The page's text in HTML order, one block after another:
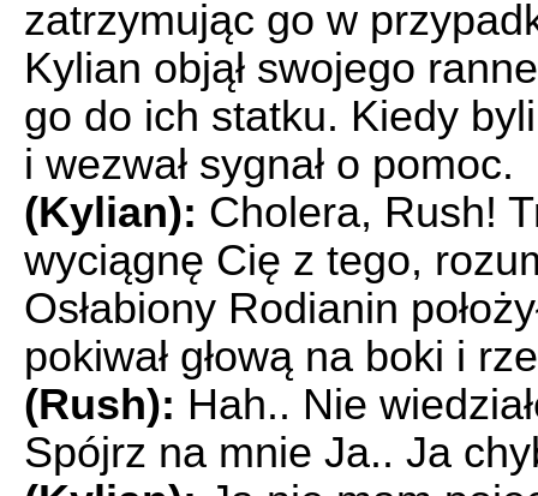
zatrzymując go w
Kylian objął swojego
go do ich statku. Kiedy
i wezwał sygnał o pomoc.
(Kylian): Cholera, Rush!
wyciągnę Cię z tego,
Osłabiony Rodianin
pokiwał głową na boki i
(Rush): Hah.. Nie
Spójrz na mnie Ja.. Ja